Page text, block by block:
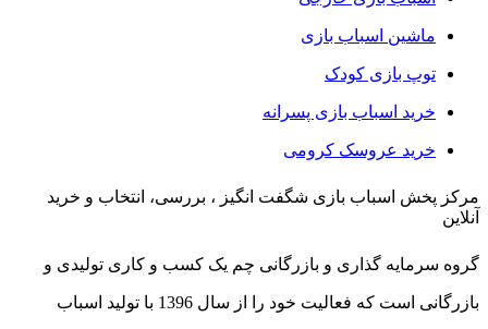
ماشین اسباب بازی
توپ بازی کودک
خرید اسباب بازی پسرانه
خرید عروسک کرومی
مرکز پخش اسباب بازی شگفت انگیز ، بررسی، انتخاب و خرید
آنلاین
گروه سرمایه گذاری و بازرگانی چم یک کسب و کاری تولیدی و
بازرگانی است که فعالیت خود را از سال 1396 با تولید اسباب